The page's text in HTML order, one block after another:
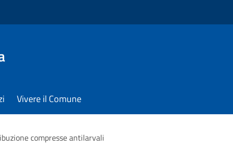
Vivere il Comune
compresse antilarvali